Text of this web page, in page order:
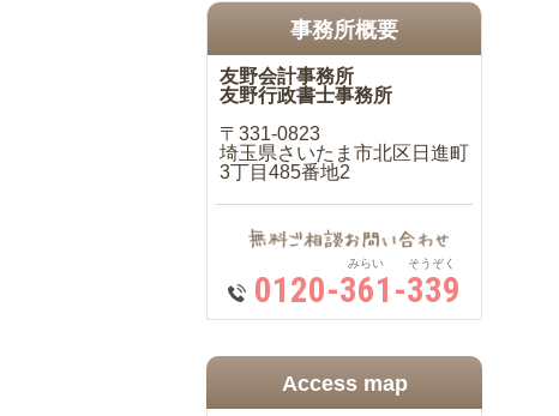
事務所概要
友野会計事務所
友野行政書士事務所
〒331-0823
埼玉県さいたま市北区日進町
3丁目485番地2
みらい そうぞく
0120-361-339
Access map